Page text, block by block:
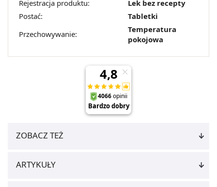
Rejestracja produktu:
Lek bez recepty
Postać:
Tabletki
Przechowywanie:
Temperatura
pokojowa
ZOBACZ TEŻ
ARTYKUŁY